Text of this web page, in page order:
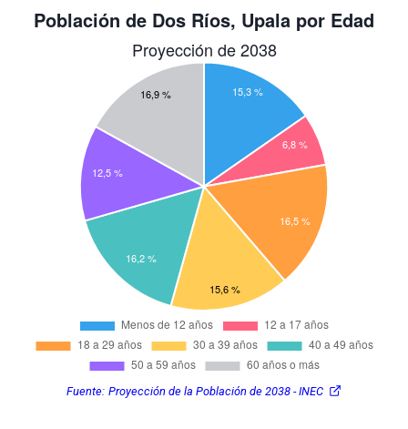
Fuente: Proyección de la Población de 2038 - INEC